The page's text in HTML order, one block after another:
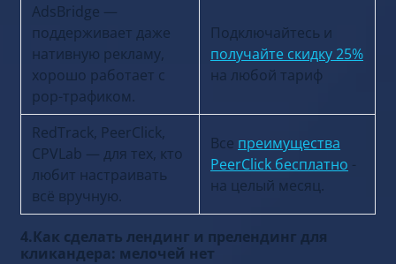
AdsBridge —
поддерживает даже
нативную рекламу,
хорошо работает с
pop-трафиком.
Подключайтесь и
получайте скидку 25%
на любой тариф
RedTrack, PeerClick,
CPVLab — для тех, кто
любит настраивать
всё вручную.
Все преимущества
PeerClick бесплатно -
на целый месяц.
4.Как сделать лендинг и прелендинг для
кликандера: мелочей нет